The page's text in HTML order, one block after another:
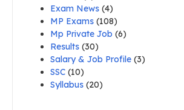
Exam News (4)
MP Exams (108)
Mp Private Job (6)
Results (30)
Salary & Job Profile (3)
SSC (10)
Syllabus (20)